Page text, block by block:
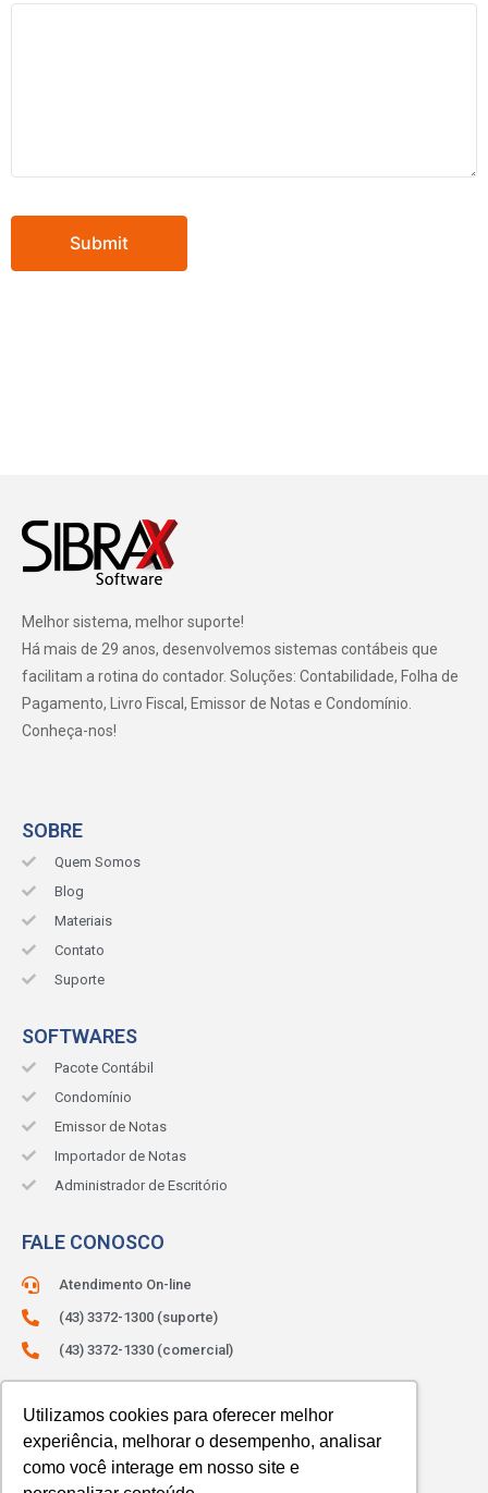
Utilizamos cookies para oferecer melhor
experiência, melhorar o desempenho, analisar
como você interage em nosso site e
Melhor sistema, melhor suporte!
Há mais de 29 anos, desenvolvemos sistemas contábeis que
facilitam a rotina do contador. Soluções: Contabilidade, Folha de
Pagamento, Livro Fiscal, Emissor de Notas e Condomínio.
Conheça-nos!
SOBRE
Quem Somos
Blog
Materiais
Contato
Suporte
SOFTWARES
Pacote Contábil
Condomínio
Emissor de Notas
Importador de Notas
Administrador de Escritório
FALE CONOSCO
Atendimento On-line
(43) 3372-1300 (suporte)
(43) 3372-1330 (comercial)
ATENDIMENTO:Segunda à sexta.
Das 8h às 12h e das 13h às 18h.